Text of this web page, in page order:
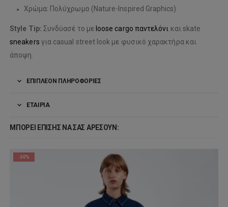
Χρώμα: Πολύχρωμο (Nature-Inspired Graphics)
Style Tip: Συνδύασέ το μεloose cargo παντελόνι και skate
sneakers για casual street look με φυσικό χαρακτήρα και
άποψη.
ΕΠΙΠΛΈΟΝ ΠΛΗΡΟΦΟΡΊΕΣ
ΕΤΑΙΡΊΑ
ΜΠΟΡΕΊ ΕΠΊΣΗΣ ΝΑ ΣΑΣ ΑΡΈΣΟΥΝ:
-30%